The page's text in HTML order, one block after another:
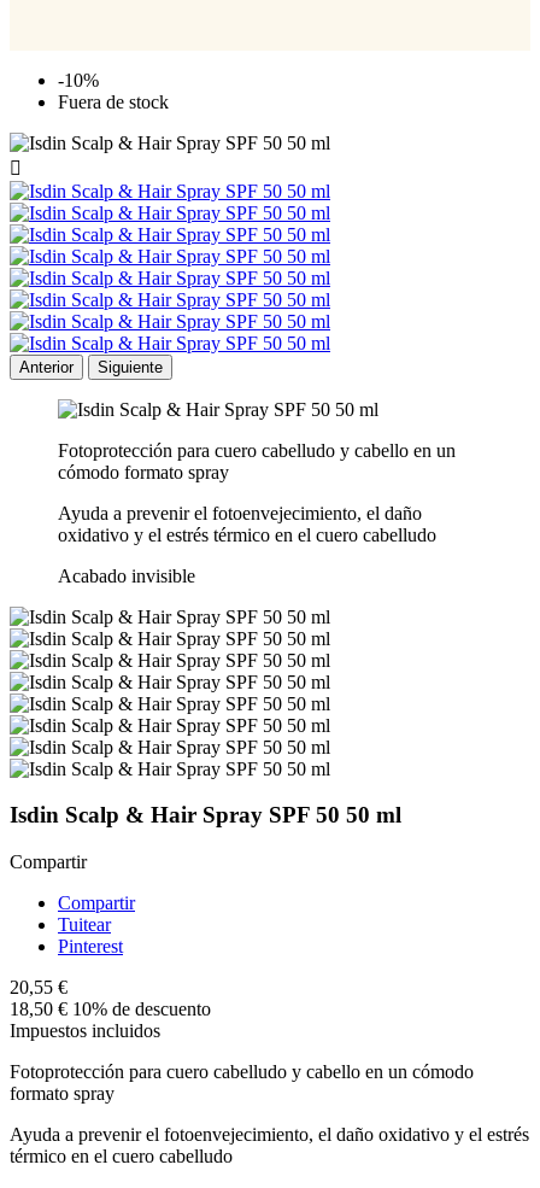
-10%
Fuera de stock

Anterior Siguiente
Fotoprotección para cuero cabelludo y cabello en un
cómodo formato spray
Ayuda a prevenir el fotoenvejecimiento, el daño
oxidativo y el estrés térmico en el cuero cabelludo
Acabado invisible
Isdin Scalp & Hair Spray SPF 50 50 ml
Compartir
Compartir
Tuitear
Pinterest
20,55 €
18,50 € 10% de descuento
Impuestos incluidos
Fotoprotección para cuero cabelludo y cabello en un cómodo
formato spray
Ayuda a prevenir el fotoenvejecimiento, el daño oxidativo y el estrés
térmico en el cuero cabelludo